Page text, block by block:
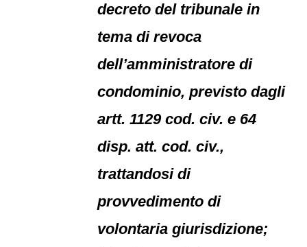
decreto del tribunale in
tema di revoca
dell’amministratore di
condominio, previsto dagli
artt. 1129 cod. civ. e 64
disp. att. cod. civ.,
trattandosi di
provvedimento di
volontaria giurisdizione;